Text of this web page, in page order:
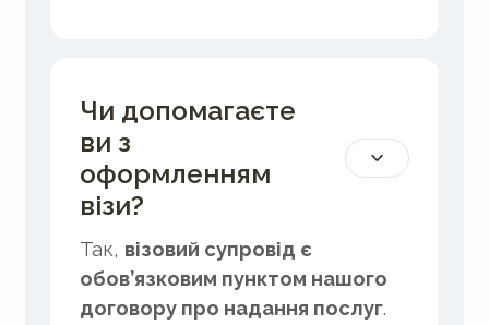
Чи допомагаєте
ви з
оформленням
візи?
Так, візовий супровід є
обов’язковим пунктом нашого
договору про надання послуг.